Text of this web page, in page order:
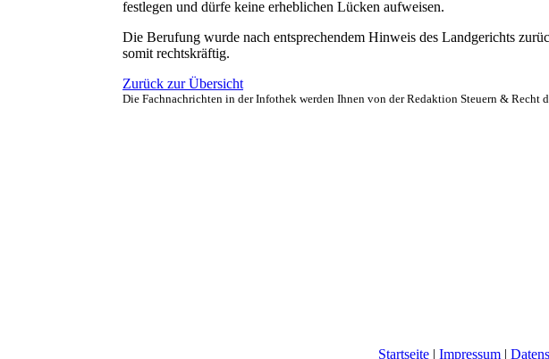
festlegen und dürfe keine erheblichen Lücken aufweisen.
Die Berufung wurde nach entsprechendem Hinweis des Landgerichts
somit rechtskräftig.
Zurück zur Übersicht
Die Fachnachrichten in der Infothek werden Ihnen von der Redaktion Steuern & Recht
Startseite| Impressum|